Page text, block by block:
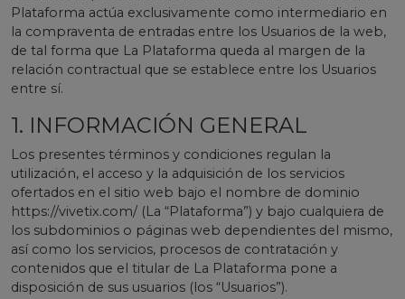
Plataforma actúa exclusivamente como intermediario en
la compraventa de entradas entre los Usuarios de la web,
de tal forma que La Plataforma queda al margen de la
relación contractual que se establece entre los Usuarios
entre sí.
1. INFORMACIÓN GENERAL
Los presentes términos y condiciones regulan la
utilización, el acceso y la adquisición de los servicios
ofertados en el sitio web bajo el nombre de dominio
https://vivetix.com/ (La “Plataforma”) y bajo cualquiera de
los subdominios o páginas web dependientes del mismo,
así como los servicios, procesos de contratación y
contenidos que el titular de La Plataforma pone a
disposición de sus usuarios (los “Usuarios”).